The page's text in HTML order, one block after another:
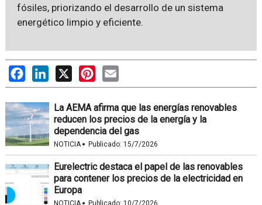
fósiles, priorizando el desarrollo de un sistema
energético limpio y eficiente.
FacebookLinkedIn
X PinterestEmail
La AEMA afirma que las energías renovables
reducen los precios de la energía y la
dependencia del gas
NOTICIA· Publicado: 15/7/2026
Eurelectric destaca el papel de las renovables
para contener los precios de la electricidad en
Europa
NOTICIA Publicado: 10/7/2026